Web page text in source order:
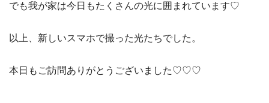
でも我が家は今日もたくさんの光に囲まれています♡
以上、新しいスマホで撮った光たちでした。
本日もご訪問ありがとうございました♡♡♡